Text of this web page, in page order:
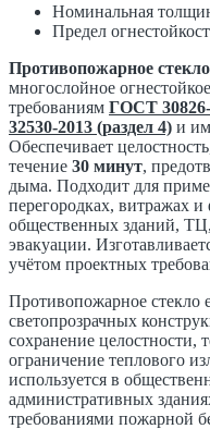
Номинальная
Предел
Противопожарное
многослойное
требованиям ГОСТ 30826-
32530-2013 (раздел 4) и
Обеспечивает
течение 30 минут,
дыма. Подходит для
перегородках, витражах
общественных зданий,
эвакуации.
учётом проектных
Противопожарное стекло
светопрозрачных
сохранение целостности,
ограничение теплового
используется в
административных
требованиями пожарной